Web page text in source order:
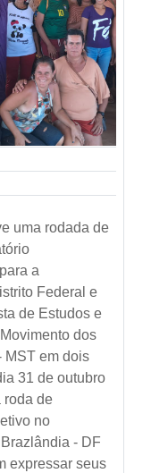
uma rodada de
a
Federal e
de Estudos e
dos
MST em dois
31 de outubro
roda de
no
- DF
expressar seus